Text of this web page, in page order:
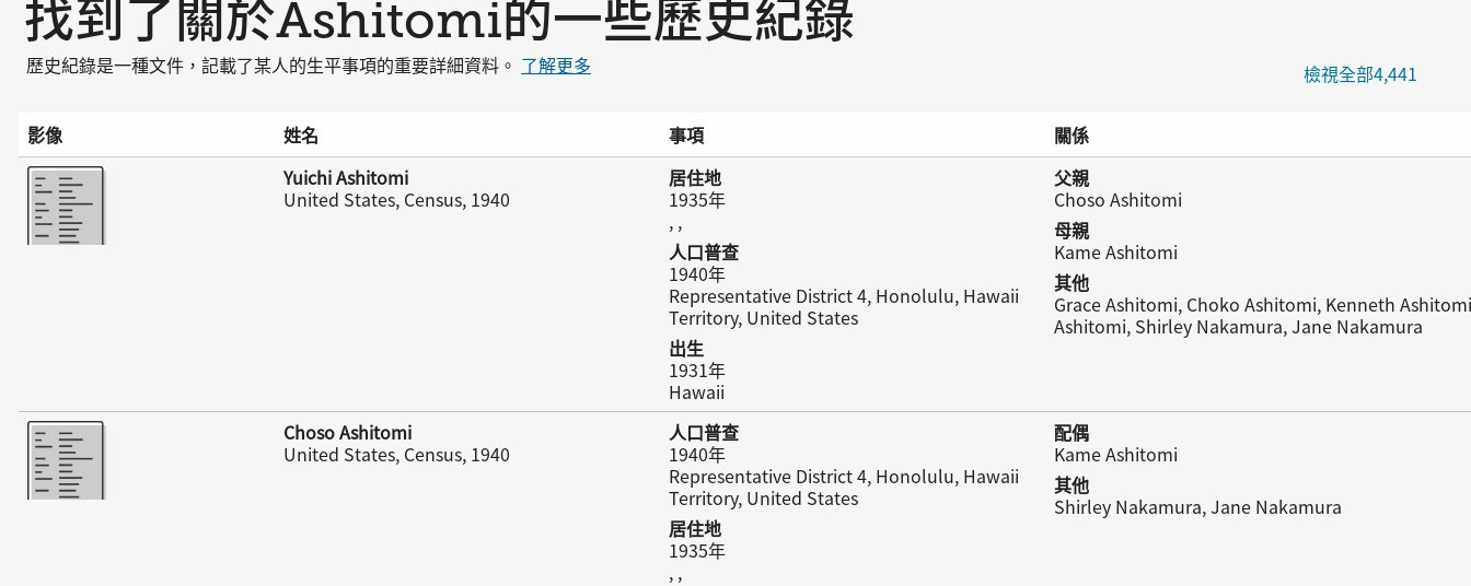
找到了關於Ashitomi的一些歷史紀錄
歷史紀錄是一種文件，記載了某人的生平事項的重要詳細資料。 了解更多 檢視全部4,441
影像 姓名 事項
關係
更多
Yuichi Ashitomi
United States, Census, 1940
居住地
1935年
, ,
人口普查
1940年
Representative District 4, Honolulu, Hawaii
Territory, United States
出生
1931年
Hawaii
父親
Choso Ashitomi
母親
Kame Ashitomi
其他
Grace Ashitomi, Choko Ashitomi, Kenneth
Ashitomi, Shirley Nakamura, Jane Nakamura
更多
Choso Ashitomi
United States, Census, 1940
人口普查
1940年
Representative District 4, Honolulu, Hawaii
Territory, United States
居住地
1935年
, ,
配偶
Kame Ashitomi
其他
Shirley Nakamura, Jane Nakamura